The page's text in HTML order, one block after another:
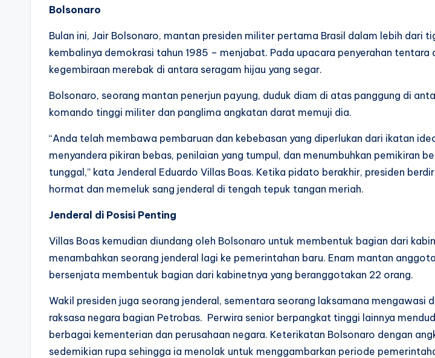
Bolsonaro
Bulan ini, Jair Bolsonaro, mantan presiden militer pertama Brasil dalam lebih dari
kembalinya demokrasi tahun 1985 – menjabat. Pada upacara penyerahan tentara
kegembiraan merebak di antara seragam hijau yang segar.
Bolsonaro, seorang mantan penerjun payung, duduk diam di atas panggung di
komando tinggi militer dan panglima angkatan darat memuji dia.
“Anda telah membawa pembaruan dan kebebasan yang diperlukan dari ikatan
menyandera pikiran bebas, penilaian yang tumpul, dan menumbuhkan pemikiran
tunggal,” kata Jenderal Eduardo Villas Boas. Ketika pidato berakhir, presiden
hormat dan memeluk sang jenderal di tengah tepuk tangan meriah.
Jenderal di Posisi Penting
Villas Boas kemudian diundang oleh Bolsonaro untuk membentuk bagian dari
menambahkan seorang jenderal lagi ke pemerintahan baru. Enam mantan
bersenjata membentuk bagian dari kabinetnya yang beranggotakan 22 orang.
Wakil presiden juga seorang jenderal, sementara seorang laksamana mengawasi
raksasa negara bagian Petrobas. Perwira senior berpangkat tinggi lainnya
berbagai kementerian dan perusahaan negara. Keterikatan Bolsonaro dengan
sedemikian rupa sehingga ia menolak untuk menggambarkan periode